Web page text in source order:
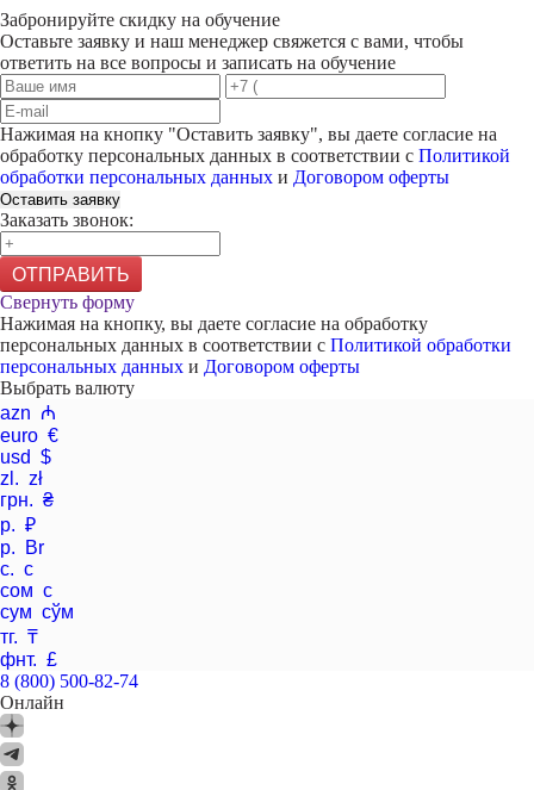
Забронируйте скидку на обучение
Оставьте заявку и наш менеджер свяжется с вами, чтобы
ответить на все вопросы и записать на обучение
Нажимая на кнопку "Оставить заявку", вы даете согласие на
обработку персональных данных в соответствии с Политикой
обработки персональных данных и Договором оферты
Оставить заявку
Заказать звонок:
ОТПРАВИТЬ
Свернуть форму
Нажимая на кнопку, вы даете согласие на обработку
персональных данных в соответствии с Политикой обработки
персональных данных и Договором оферты
Выбрать валюту
azn ₼
euro €
usd $
zl. zł
грн. ₴
р. ₽
р. Br
с. с
сом с
сум сўм
тг. ₸
фнт. £
8 (800) 500-82-74
Онлайн